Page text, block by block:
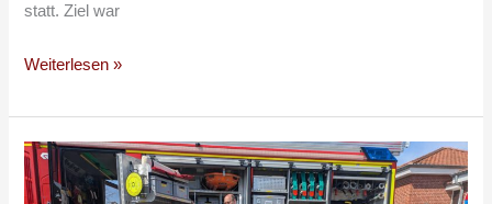
statt. Ziel war
Weiterlesen »
Grundschüler
zu